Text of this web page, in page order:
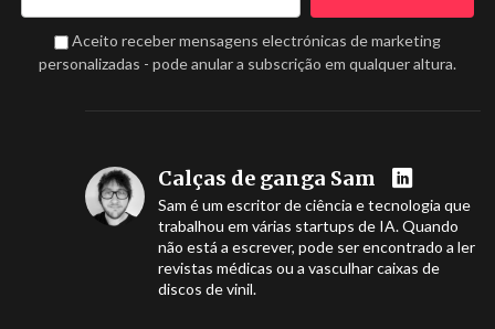
Aceito receber mensagens electrónicas de marketing
personalizadas - pode anular a subscrição em qualquer altura.
Calças de ganga Sam
Sam é um escritor de ciência e tecnologia que
trabalhou em várias startups de IA. Quando
não está a escrever, pode ser encontrado a ler
revistas médicas ou a vasculhar caixas de
discos de vinil.